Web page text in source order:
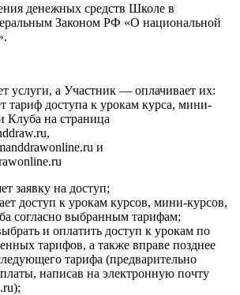
денежных средств Школе в
Законом РФ «О национальной
услуги, а Участник — оплачивает их:
тариф доступа к урокам курса, мини-
Клуба на страница
и
заявку на доступ;
доступ к урокам курсов, мини-курсов,
согласно выбранным тарифам;
и оплатить доступ к урокам по
тарифов, а также вправе позднее
тарифа (предварительно
написав на электронную почту